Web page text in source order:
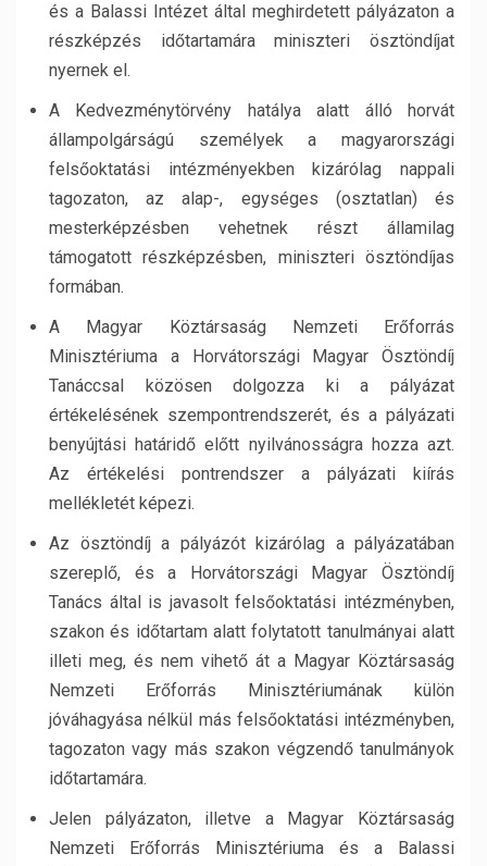
és a Balassi Intézet által meghirdetett pályázaton a
részképzés időtartamára miniszteri ösztöndíjat
nyernek el.
A Kedvezménytörvény hatálya alatt álló horvát
állampolgárságú személyek a magyarországi
felsőoktatási intézményekben kizárólag nappali
tagozaton, az alap-, egységes (osztatlan) és
mesterképzésben vehetnek részt államilag
támogatott részképzésben, miniszteri ösztöndíjas
formában.
A Magyar Köztársaság Nemzeti Erőforrás
Minisztériuma a Horvátországi Magyar Ösztöndíj
Tanáccsal közösen dolgozza ki a pályázat
értékelésének szempontrendszerét, és a pályázati
benyújtási határidő előtt nyilvánosságra hozza azt.
Az értékelési pontrendszer a pályázati kiírás
mellékletét képezi.
Az ösztöndíj a pályázót kizárólag a pályázatában
szereplő, és a Horvátországi Magyar Ösztöndíj
Tanács által is javasolt felsőoktatási intézményben,
szakon és időtartam alatt folytatott tanulmányai alatt
illeti meg, és nem vihető át a Magyar Köztársaság
Nemzeti Erőforrás Minisztériumának külön
jóváhagyása nélkül más felsőoktatási intézményben,
tagozaton vagy más szakon végzendő tanulmányok
időtartamára.
Jelen pályázaton, illetve a Magyar Köztársaság
Nemzeti Erőforrás Minisztériuma és a Balassi